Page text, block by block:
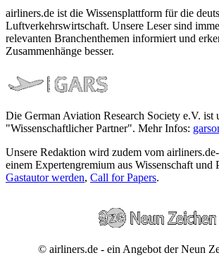
airliners.de ist die Wissensplattform für die
Luftverkehrswirtschaft. Unsere Leser sind
relevanten Branchenthemen informiert und
Zusammenhänge besser.
Die German Aviation Research Society e.V. ist
"Wissenschaftlicher Partner". Mehr Infos:
Unsere Redaktion wird zudem vom
einem Expertengremium aus Wissenschaft und
Gastautor werden, Call for Papers.
© airliners.de - ein Angebot der Neun